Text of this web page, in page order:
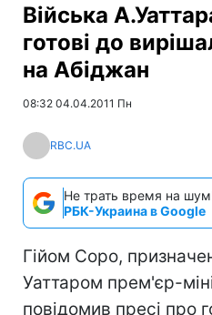
Війська
готові до
на Абіджан
08:32 04.04.2011 Пн
RBC.UA
Не трать время на
РБК-Украина в Google
Гійом Соро,
Уаттаром прем'єр-
повідомив пресі про